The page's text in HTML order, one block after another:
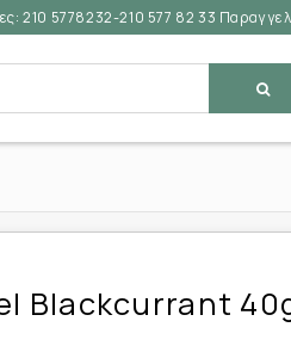
210 5778232-210 577 82 33
Blackcurrant